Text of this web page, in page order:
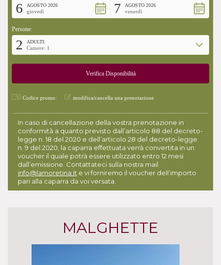
6 AGOSTO 2026
giovedì 7 AGOSTO 2026
venerdì
Persone:
2 ADULTI:
Camere: 1
Codice promo: modifica/cancella una prenotazione
In caso di cancellazione della vostra prenotazione in
conformità a quanto previsto dall’articolo 88 del decreto-
legge n. 18 del 2020 e dell’articolo 28 del decreto-legge
n. 9 del 2020, la caparra effettuata verrà convertita in un
voucher il quale potrà essere utilizzato entro 12 mesi
dall’emissione. Contattateci sulla nostra mail
info@lamoretina.it e vi forniremo il voucher dell’importo
pari alla caparra da voi versata.
MALGHETTE